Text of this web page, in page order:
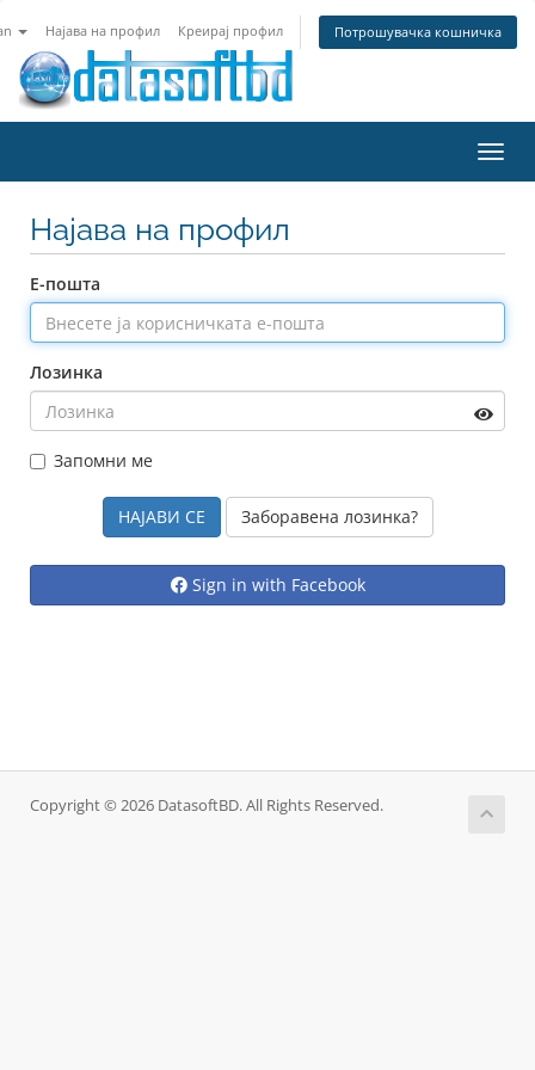
Најава на профил Креирај профил Потрошувачка кошничка
Најава на профил
Е-пошта
Лозинка
Запомни ме
Заборавена лозинка?
Sign in with Facebook
Copyright © 2026 DatasoftBD. All Rights Reserved.